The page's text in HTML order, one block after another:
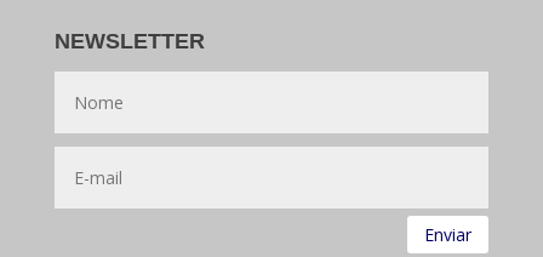
NEWSLETTER
Enviar